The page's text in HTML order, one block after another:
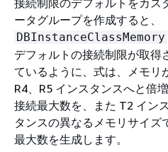
接続制限のデフォルトをカス
ータグループを作成すると、
DBInstanceClassMemory
デフォルトの接続制限が取得
ているように、式は、メモリ
R4、R5 インスタンスへと倍
接続最大数を、また T2 イン
タンスの異なるメモリサイズ
最大数を生成します。